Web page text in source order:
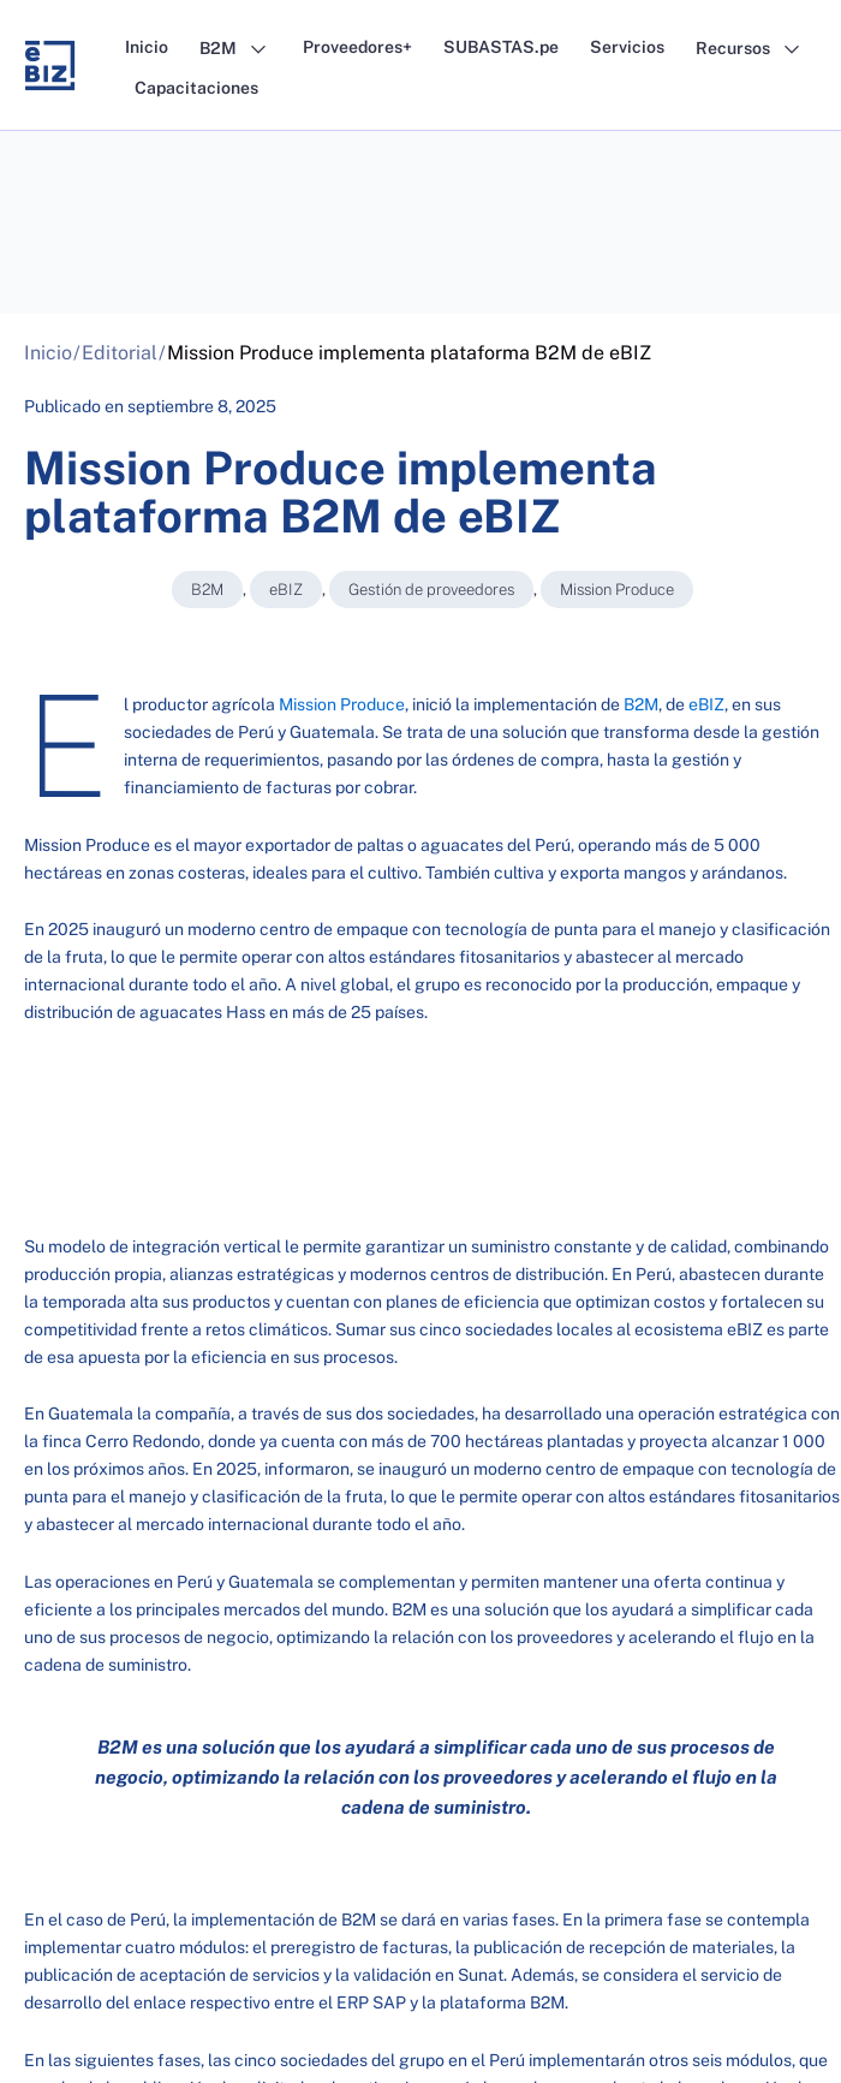
content
Inicio B2M Proveedores+ SUBASTAS.pe Servicios Recursos
Capacitaciones
Inicio/Editorial/Mission Produce implementa plataforma B2M de eBIZ
Publicado enseptiembre 8, 2025
Mission Produce implementa
plataforma B2M de eBIZ
B2M , eBIZ , Gestión de proveedores , Mission Produce
E l productor agrícola Mission Produce, inició la implementación de B2M, deeBIZ, en sus
sociedades de Perú y Guatemala. Se trata de una solución que transforma desde la gestión
interna de requerimientos, pasando por las órdenes de compra, hasta la gestión y
financiamiento de facturas por cobrar.
Mission Produce es el mayor exportador de paltas o aguacates del Perú, operando más de 5 000
hectáreas en zonas costeras, ideales para el cultivo. También cultiva y exporta mangos y arándanos.
En 2025 inauguró un moderno centro de empaque con tecnología de punta para el manejo y clasificación
de la fruta, lo que le permite operar con altos estándares fitosanitarios y abastecer al mercado
internacional durante todo el año. A nivel global, el grupo es reconocido por la producción, empaque y
distribución de aguacates Hass en más de 25 países.
Su modelo de integración vertical le permite garantizar un suministro constante y de calidad, combinando
producción propia, alianzas estratégicas y modernos centros de distribución. En Perú, abastecen durante
la temporada alta sus productos y cuentan con planes de eficiencia que optimizan costos y fortalecen su
competitividad frente a retos climáticos. Sumar sus cinco sociedades locales al ecosistema eBIZ es parte
de esa apuesta por la eficiencia en sus procesos.
En Guatemala la compañía, a través de sus dos sociedades, ha desarrollado una operación estratégica con
la finca Cerro Redondo, donde ya cuenta con más de 700 hectáreas plantadas y proyecta alcanzar 1 000
en los próximos años. En 2025, informaron, se inauguró un moderno centro de empaque con tecnología de
punta para el manejo y clasificación de la fruta, lo que le permite operar con altos estándares fitosanitarios
y abastecer al mercado internacional durante todo el año.
Las operaciones en Perú y Guatemala se complementan y permiten mantener una oferta continua y
eficiente a los principales mercados del mundo. B2M es una solución que los ayudará a simplificar cada
uno de sus procesos de negocio, optimizando la relación con los proveedores y acelerando el flujo en la
cadena de suministro.
B2M es una solución que los ayudará a simplificar cada uno de sus procesos de
negocio, optimizando la relación con los proveedores y acelerando el flujo en la
cadena de suministro.
En el caso de Perú, la implementación de B2M se dará en varias fases. En la primera fase se contempla
implementar cuatro módulos: el preregistro de facturas, la publicación de recepción de materiales, la
publicación de aceptación de servicios y la validación en Sunat. Además, se considera el servicio de
desarrollo del enlace respectivo entre el ERP SAP y la plataforma B2M.
En las siguientes fases, las cinco sociedades del grupo en el Perú implementarán otros seis módulos, que